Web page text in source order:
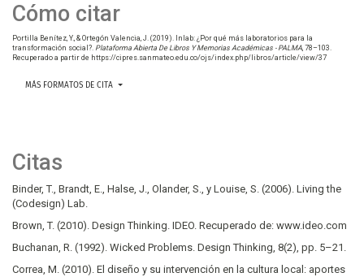
Cómo citar
Portilla Benítez, Y., & Ortegón Valencia, J. (2019). Inlab: ¿Por qué más laboratorios para la
transformación social?. Plataforma Abierta De Libros Y Memorias Académicas - PALMA, 78–103.
Recuperado a partir de https://cipres.sanmateo.edu.co/ojs/index.php/libros/article/view/37
MÁS FORMATOS DE CITA
Citas
Binder, T., Brandt, E., Halse, J., Olander, S., y Louise, S. (2006). Living the
(Codesign) Lab.
Brown, T. (2010). Design Thinking. IDEO. Recuperado de: www.ideo.com
Buchanan, R. (1992). Wicked Problems. Design Thinking, 8(2), pp. 5–21.
Correa, M. (2010). El diseño y su intervención en la cultura local: aportes